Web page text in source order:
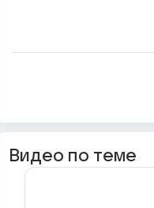
Видео по теме